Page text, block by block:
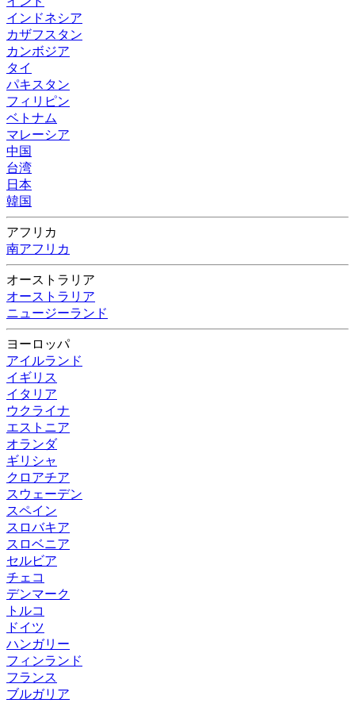
インドネシア
カザフスタン
カンボジア
タイ
パキスタン
フィリピン
ベトナム
マレーシア
中国
台湾
日本
韓国
アフリカ
南アフリカ
オーストラリア
オーストラリア
ニュージーランド
ヨーロッパ
アイルランド
イギリス
イタリア
ウクライナ
エストニア
オランダ
ギリシャ
クロアチア
スウェーデン
スペイン
スロバキア
スロベニア
セルビア
チェコ
デンマーク
トルコ
ドイツ
ハンガリー
フィンランド
フランス
ブルガリア